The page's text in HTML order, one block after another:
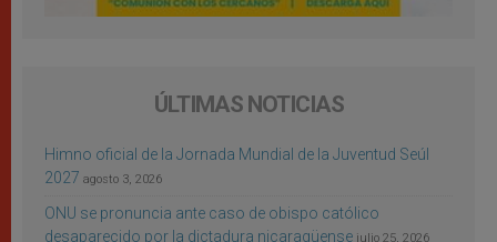
ÚLTIMAS NOTICIAS
Himno oficial de la Jornada Mundial de la Juventud Seúl
2027 agosto 3, 2026
ONU se pronuncia ante caso de obispo católico
desaparecido por la dictadura nicaragüense julio 25, 2026